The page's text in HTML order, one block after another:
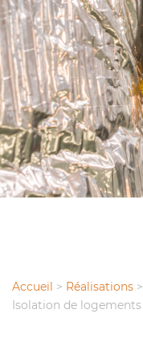
Accueil > Réalisations >
Isolation de